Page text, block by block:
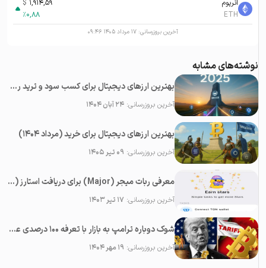
اتریوم
ETH
1,914,59
$
%0,88
آخرین بروزرسانی:۱۷ مرداد ۱۴۰۵ ۰۹:۴۶
نوشته‌های مشابه
بهترین ارزهای دیجیتال برای کسب سود و ترید روزانه در سال ۲۰۲۵
آخرین بروزرسانی:۲۴ آبان ۱۴۰۴
بهترین ارزهای دیجیتال برای خرید (مرداد ۱۴۰۴)
آخرین بروزرسانی:۰۹ تیر ۱۴۰۵
معرفی ربات میجر (Major) برای دریافت استارز (Stars) رایگان در تلگرام
آخرین بروزرسانی:۱۷ تیر ۱۴۰۳
شوک دوباره ترامپ به بازار با تعرفه ۱۰۰ درصدی علیه چین؛‌ سقوط همه رمزارزها
آخرین بروزرسانی:۱۹ مهر ۱۴۰۴